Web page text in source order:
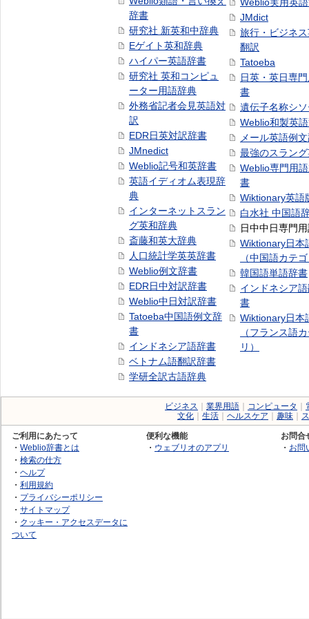
辞書
研究社 新英和中辞典
Eゲイト英和辞典
ハイパー英語辞書
研究社 英和コンピュ
ーター用語辞典
外務省記者会見英語対
訳
EDR日英対訳辞書
JMnedict
Weblio記号和英辞書
英語イディオム表現辞
典
インターネットスラン
グ英和辞典
斎藤和英大辞典
人口統計学英英辞書
Weblio例文辞書
EDR日中対訳辞書
Weblio中日対訳辞書
Tatoeba中国語例文辞
書
インドネシア語辞書
ベトナム語翻訳辞書
学研全訳古語辞典
JMdict
旅行・ビジネ
翻訳
Tatoeba
日英・英日専
書
遺伝子名称シ
Weblio和製英
メール英語例
最強のスラン
Weblio専門用
書
Wiktionary英語
白水社 中国語
日中中日専門
Wiktionary日本
（中国語カテ
韓国語単語辞書
インドネシア
書
Wiktionary日本
（フランス語
リ）
ビジネス 業界用語 コンピュータ
文化
生活 ヘルスケア 趣味
ご利用にあたって
・ Weblio辞書とは
・ 検索の仕方
・ ヘルプ
・ 利用規約
・ プライバシーポリシー
・ サイトマップ
・ クッキー・アクセスデータに
ついて
便利な機能
・ ウェブリオのアプリ
お問合
・ お問